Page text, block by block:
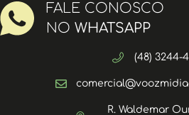
FALE CONOSCO
NO WHATSAPP
(48) 3244-
R. Waldemar